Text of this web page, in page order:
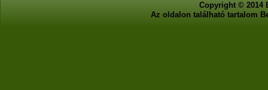
Copyright © 2014
Az oldalon található tartalom